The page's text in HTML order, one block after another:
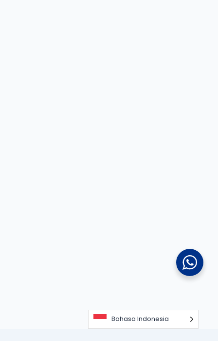
Bahasa Indonesia